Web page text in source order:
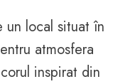
un local situat în
atmosfera
inspirat din